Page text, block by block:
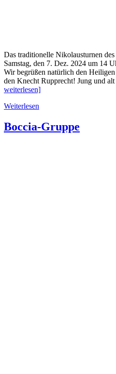
Das traditionelle Nikolausturnen
Samstag, den 7. Dez. 2024 um 14
Wir begrüßen natürlich den
den Knecht Rupprecht! Jung und alt
weiterlesen]
Weiterlesen
Boccia-Gruppe